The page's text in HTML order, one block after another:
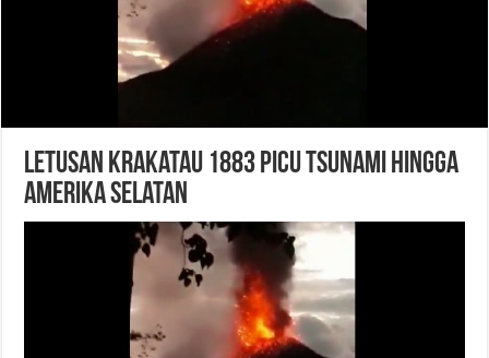
Letusan Krakatau 1883 Picu Tsunami hingga
Amerika Selatan